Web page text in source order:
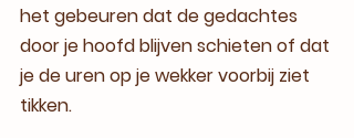
het gebeuren dat de gedachtes
door je hoofd blijven schieten of dat
je de uren op je wekker voorbij ziet
tikken.